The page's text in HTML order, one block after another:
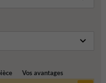
Vos avantages